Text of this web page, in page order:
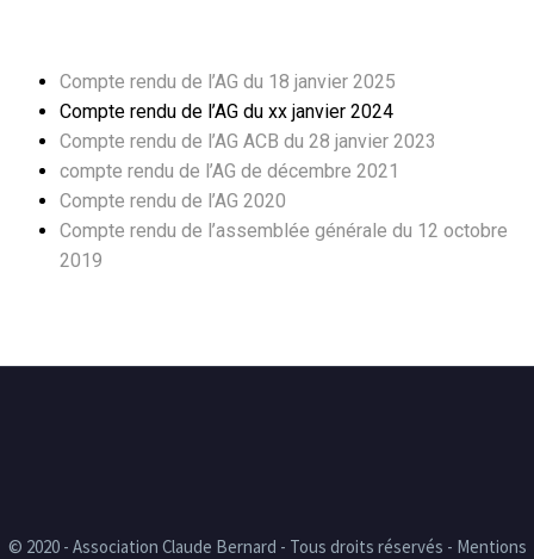
Compte rendu de l’AG du 18 janvier 2025
Compte rendu de l’AG du xx janvier 2024
Compte rendu de l’AG ACB du 28 janvier 2023
compte rendu de l’AG de décembre 2021
Compte rendu de l’AG 2020
Compte rendu de l’assemblée générale du 12 octobre
2019
© 2020 - Association Claude Bernard - Tous droits réservés - Mentions